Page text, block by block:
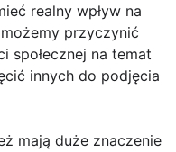
realny wpływ na
przyczynić
społecznej na temat
innych do podjęcia
mają duże znaczenie